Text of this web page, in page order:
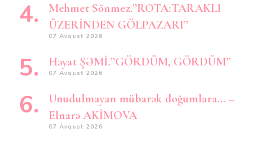
Mehmet Sönmez.”ROTA:TARAKLI
ÜZERİNDEN GÖLPAZARI”
07 Avqust 2026
Həyat ŞƏMİ.”GÖRDÜM, GÖRDÜM”
07 Avqust 2026
Unudulmayan mübarək doğumlara… –
Elnarə AKİMOVA
07 Avqust 2026